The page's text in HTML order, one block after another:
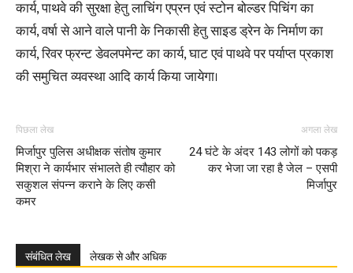
कार्य, पाथवे की सुरक्षा हेतु लाचिंग एप्रन एवं स्टोन बोल्डर पिचिंग का
कार्य, वर्षा से आने वाले पानी के निकासी हेतु साइड ड्रेन के निर्माण का
कार्य, रिवर फ्रन्ट डेवलपमेन्ट का कार्य, घाट एवं पाथवे पर पर्याप्त प्रकाश
की समुचित व्यवस्था आदि कार्य किया जायेगा।
पिछला लेख
मिर्जापुर पुलिस अधीक्षक संतोष कुमार
मिश्रा ने कार्यभार संभालते ही त्यौहार को
सकुशल संपन्न कराने के लिए कसी
कमर
अगला लेख
24 घंटे के अंदर 143 लोगों को पकड़
कर भेजा जा रहा है जेल – एसपी
मिर्जापुर
संबंधित लेख लेखक से और अधिक